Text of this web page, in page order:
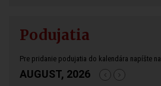
Podujatia
Pre pridanie podujatia do kalendára napíšte na
AUGUST, 2026